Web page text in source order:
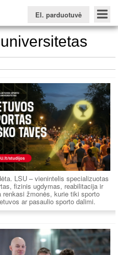
El. parduotuvė
KUR STOTI Žurnalas KUO BŪTI
Apie studijas užsienyje Testai
LSU – vienintelis specializuotas
fizinis ugdymas, reabilitacija ir
žmonės, kurie tiki sporto
ar pasaulio sporto dalimi.